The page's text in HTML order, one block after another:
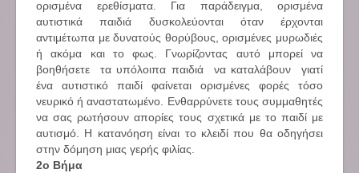
ορισμένα ερεθίσματα. Για παράδειγμα, ορισμένα
αυτιστικά παιδιά δυσκολεύονται όταν έρχονται
αντιμέτωπα με δυνατούς θορύβους, ορισμένες μυρωδιές
ή ακόμα και το φως. Γνωρίζοντας αυτό μπορεί να
βοηθήσετε τα υπόλοιπα παιδιά να καταλάβουν γιατί
ένα αυτιστικό παιδί φαίνεται ορισμένες φορές τόσο
νευρικό ή αναστατωμένο. Ενθαρρύνετε τους συμμαθητές
να σας ρωτήσουν απορίες τους σχετικά με το παιδί με
αυτισμό. Η κατανόηση είναι το κλειδί που θα οδηγήσει
στην δόμηση μιας γερής φιλίας.
2ο Βήμα